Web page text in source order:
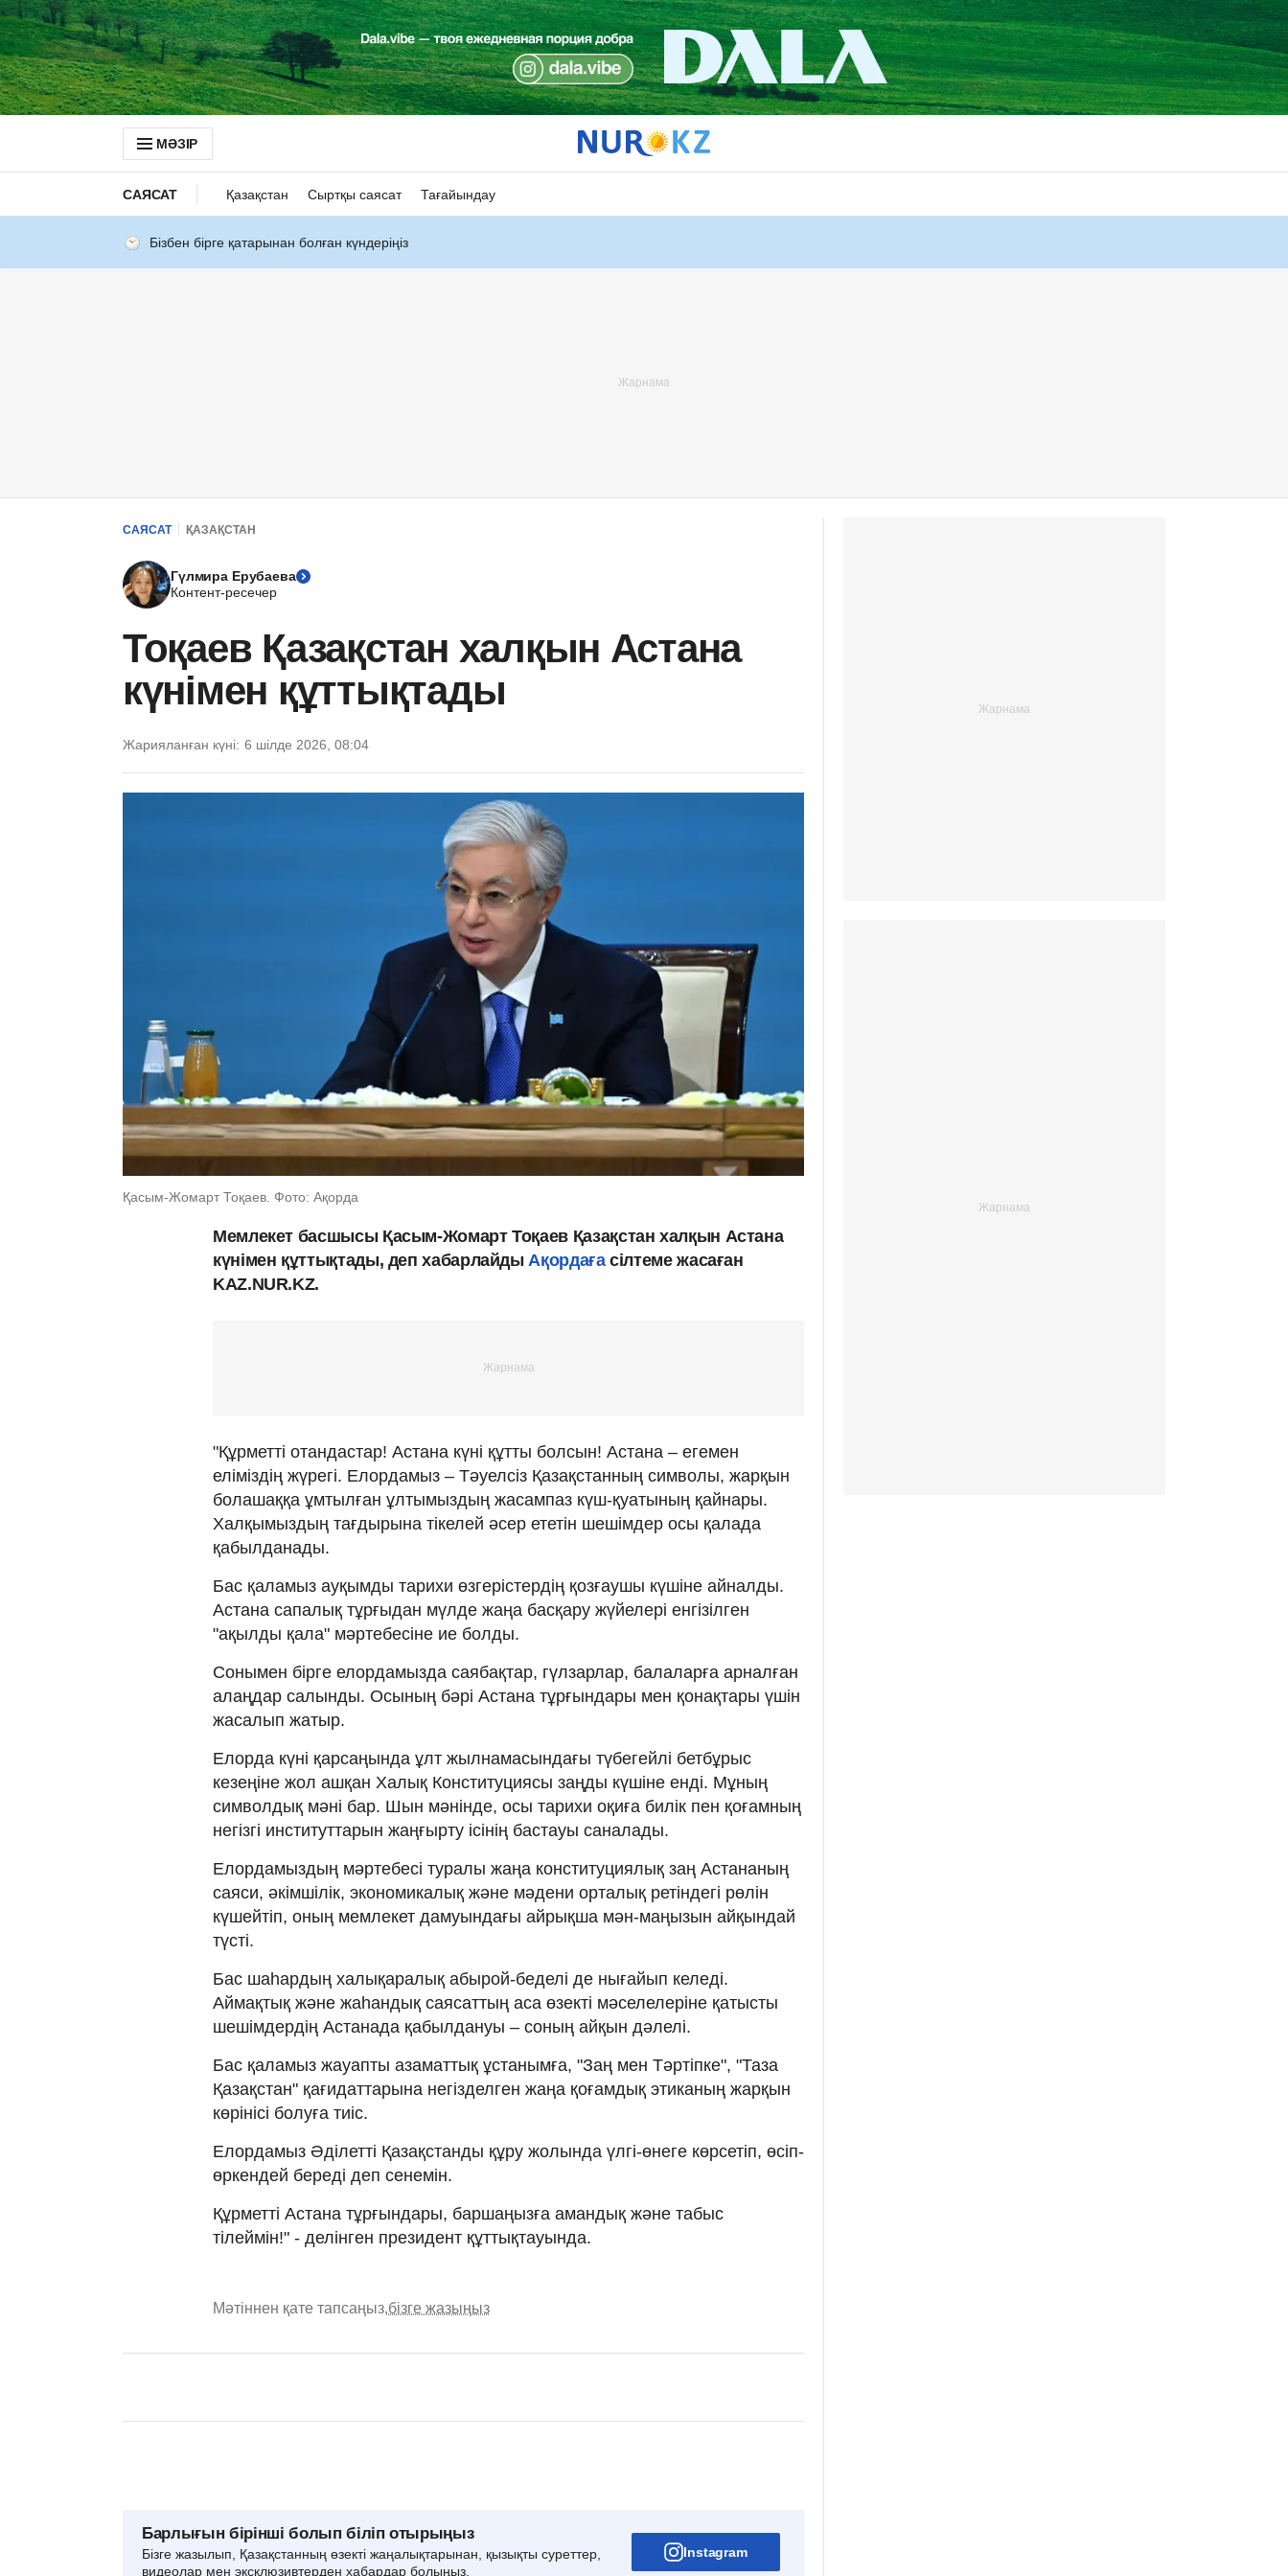
МӘЗІР
САЯСАТ Қазақстан Сыртқы саясат Тағайындау
Бізбен бірге қатарынан болған күндеріңіз
САЯСАТ ҚАЗАҚСТАН
Гүлмира Ерубаева
Контент-ресечер
Тоқаев Қазақстан халқын Астана
күнімен құттықтады
Жарияланған күні: 6 шілде 2026, 08:04
Қасым-Жомарт Тоқаев. Фото: Ақорда
Мемлекет басшысы Қасым-Жомарт Тоқаев Қазақстан халқын Астана
күнімен құттықтады, деп хабарлайдыАқордағасілтеме жасаған
KAZ.NUR.KZ.
"Құрметті отандастар! Астана күні құтты болсын! Астана – егемен
еліміздің жүрегі. Елордамыз – Тәуелсіз Қазақстанның символы, жарқын
болашаққа ұмтылған ұлтымыздың жасампаз күш-қуатының қайнары.
Халқымыздың тағдырына тікелей әсер ететін шешімдер осы қалада
қабылданады.
Бас қаламыз ауқымды тарихи өзгерістердің қозғаушы күшіне айналды.
Астана сапалық тұрғыдан мүлде жаңа басқару жүйелері енгізілген
"ақылды қала" мәртебесіне ие болды.
Сонымен бірге елордамызда саябақтар, гүлзарлар, балаларға арналған
алаңдар салынды. Осының бәрі Астана тұрғындары мен қонақтары үшін
жасалып жатыр.
Елорда күні қарсаңында ұлт жылнамасындағы түбегейлі бетбұрыс
кезеңіне жол ашқан Халық Конституциясы заңды күшіне енді. Мұның
символдық мәні бар. Шын мәнінде, осы тарихи оқиға билік пен қоғамның
негізгі институттарын жаңғырту ісінің бастауы саналады.
Елордамыздың мәртебесі туралы жаңа конституциялық заң Астананың
саяси, әкімшілік, экономикалық және мәдени орталық ретіндегі рөлін
күшейтіп, оның мемлекет дамуындағы айрықша мән-маңызын айқындай
түсті.
Бас шаһардың халықаралық абырой-беделі де нығайып келеді.
Аймақтық және жаһандық саясаттың аса өзекті мәселелеріне қатысты
шешімдердің Астанада қабылдануы – соның айқын дәлелі.
Бас қаламыз жауапты азаматтық ұстанымға, "Заң мен Тәртіпке", "Таза
Қазақстан" қағидаттарына негізделген жаңа қоғамдық этиканың жарқын
көрінісі болуға тиіс.
Елордамыз Әділетті Қазақстанды құру жолында үлгі-өнеге көрсетіп, өсіп-
өркендей береді деп сенемін.
Құрметті Астана тұрғындары, баршаңызға амандық және табыс
тілеймін!" - делінген президент құттықтауында.
Мәтіннен қате тапсаңыз,бізге жазыңыз
Барлығын бірінші болып біліп отырыңыз
Бізге жазылып, Қазақстанның өзекті жаңалықтарынан, қызықты суреттер,
видеолар мен эксклюзивтерден хабардар болыңыз.
Instagram